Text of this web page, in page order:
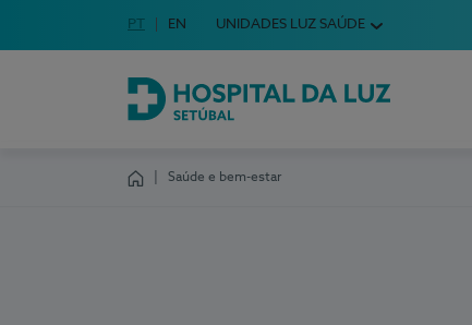
Escolha o seu idioma
Idioma em Português
PT English Language
EN UNIDADES LUZ SAÚDE
Hospital da Luz Setúbal
Saúde e bem-estar